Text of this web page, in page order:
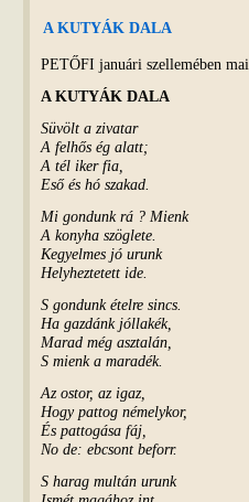
A KUTYÁK DALA
PETŐFI januári szellemében
A KUTYÁK DALA
Süvölt a zivatar
A felhős ég alatt;
A tél iker fia,
Eső és hó szakad.
Mi gondunk rá ? Mienk
A konyha szöglete.
Kegyelmes jó urunk
Helyheztetett ide.
S gondunk ételre sincs.
Ha gazdánk jóllakék,
Marad még asztalán,
S mienk a maradék.
Az ostor, az igaz,
Hogy pattog némelykor,
És pattogása fáj,
No de: ebcsont beforr.
S harag multán urunk